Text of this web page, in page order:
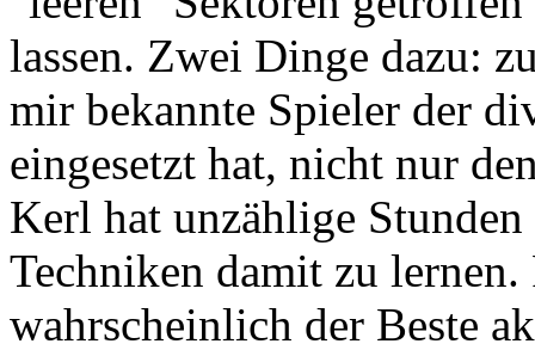
lassen. Zwei Dinge dazu:
mir bekannte Spieler der
eingesetzt hat, nicht nur
Kerl hat unzählige
Techniken damit zu
wahrscheinlich der Beste